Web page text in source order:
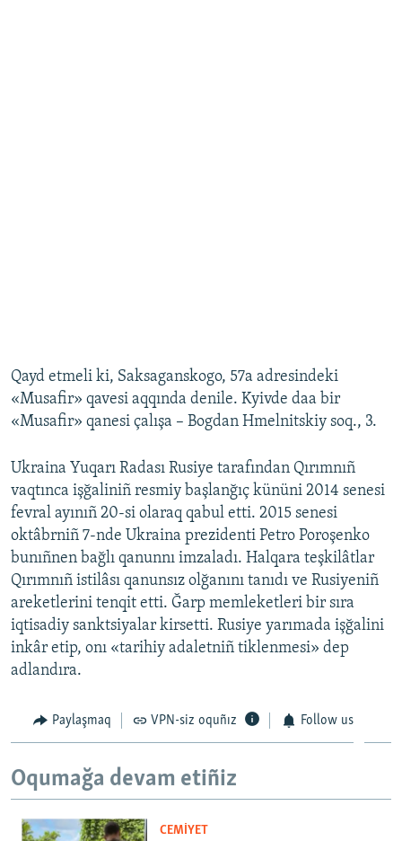
Qayd etmeli ki, Saksaganskogo, 57a adresindeki
«Musafir» qavesi aqqında denile. Kyivde daa bir
«Musafir» qanesi çalışa – Bogdan Hmelnitskiy soq., 3.
Ukraina Yuqarı Radası Rusiye tarafından Qırımnıñ
vaqtınca işğaliniñ resmiy başlanğıç kününi 2014 senesi
fevral ayınıñ 20-si olaraq qabul etti. 2015 senesi
oktâbrniñ 7-nde Ukraina prezidenti Petro Poroşenko
bunıñnen bağlı qanunnı imzaladı. Halqara teşkilâtlar
Qırımnıñ istilâsı qanunsız olğanını tanıdı ve Rusiyeniñ
areketlerini tenqit etti. Ğarp memleketleri bir sıra
iqtisadiy sanktsiyalar kirsetti. Rusiye yarımada işğalini
inkâr etip, onı «tarihiy adaletniñ tiklenmesi» dep
adlandıra.
Paylaşmaq VPN-siz oquñız Follow us
Oqumağa devam etiñiz
CEMİYET